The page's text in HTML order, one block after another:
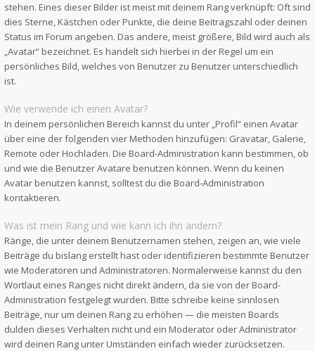
stehen. Eines dieser Bilder ist meist mit deinem Rang verknüpft: Oft sind
dies Sterne, Kästchen oder Punkte, die deine Beitragszahl oder deinen
Status im Forum angeben. Das andere, meist größere, Bild wird auch als
„Avatar“ bezeichnet. Es handelt sich hierbei in der Regel um ein
persönliches Bild, welches von Benutzer zu Benutzer unterschiedlich
ist.
Wie verwende ich einen Avatar?
In deinem persönlichen Bereich kannst du unter „Profil“ einen Avatar
über eine der folgenden vier Methoden hinzufügen: Gravatar, Galerie,
Remote oder Hochladen. Die Board-Administration kann bestimmen, ob
und wie die Benutzer Avatare benutzen können. Wenn du keinen
Avatar benutzen kannst, solltest du die Board-Administration
kontaktieren.
Was ist mein Rang und wie kann ich ihn ändern?
Ränge, die unter deinem Benutzernamen stehen, zeigen an, wie viele
Beiträge du bislang erstellt hast oder identifizieren bestimmte Benutzer
wie Moderatoren und Administratoren. Normalerweise kannst du den
Wortlaut eines Ranges nicht direkt ändern, da sie von der Board-
Administration festgelegt wurden. Bitte schreibe keine sinnlosen
Beiträge, nur um deinen Rang zu erhöhen — die meisten Boards
dulden dieses Verhalten nicht und ein Moderator oder Administrator
wird deinen Rang unter Umständen einfach wieder zurücksetzen.